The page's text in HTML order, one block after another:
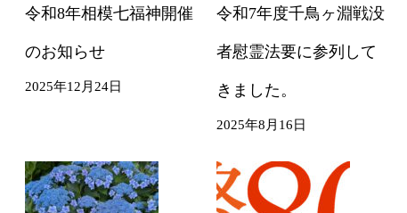
令和8年相模七福神開催
のお知らせ
2025年12月24日
令和7年度千鳥ヶ淵戦没
者慰霊法要に参列して
きました。
2025年8月16日